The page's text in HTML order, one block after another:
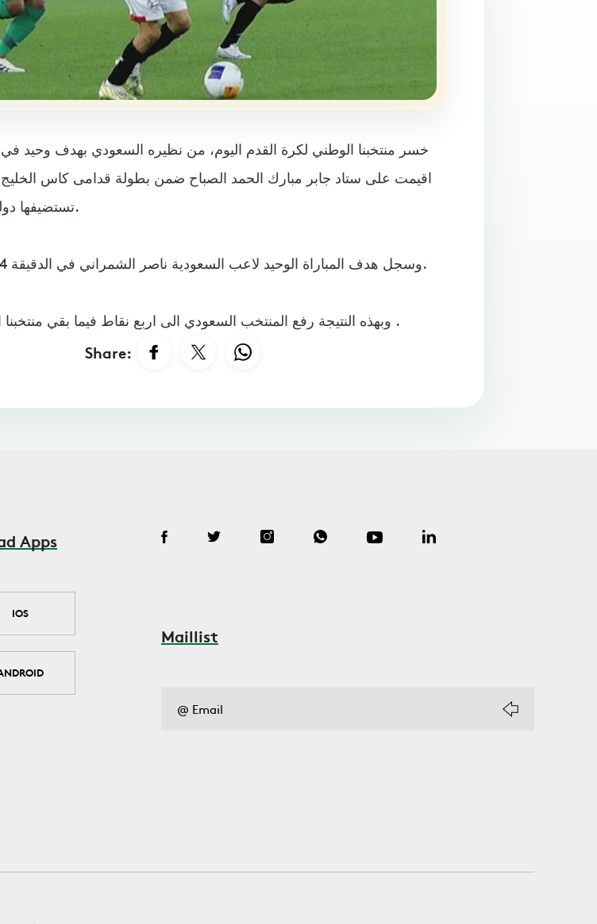
خسر منتخبنا الوطني لكرة القدم اليوم، من نظيره السعودي بهدف وحيد في
اقيمت على ستاد جابر مبارك الحمد الصباح ضمن بطولة قدامى كاس الخليج
تستضيفها دولة الكويت الشقيقة.
وسجل هدف المباراة الوحيد لاعب السعودية ناصر الشمراني في الدقيقة 14 من زمن المباراة.
وبهذه النتيجة رفع المنتخب السعودي الى اربع نقاط فيما بقي منتخبنا الوطني بدون نقاط .
Share:
Apps
IOS
Maillist